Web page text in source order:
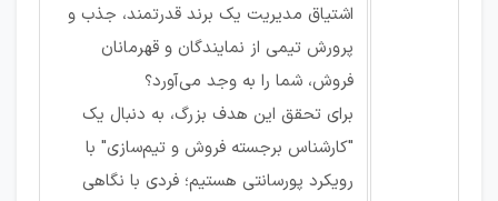
اشتیاق مدیریت یک برند قدرتمند، جذب و
پرورش تیمی از نمایندگان و قهرمانان
فروش، شما را به وجد می‌آورد؟
برای تحقق این هدف بزرگ، به دنبال یک
"کارشناس برجسته فروش و تیم‌سازی" با
رویکرد پورسانتی هستیم؛ فردی با نگاهی